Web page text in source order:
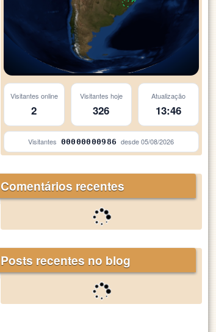
Visitantes online
2
Visitantes hoje
326
Atualização
13:46
Visitantes 00000000986 desde05/08/2026
Comentários recentes
Posts recentes no blog